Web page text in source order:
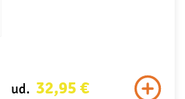
ud. 32,95 €